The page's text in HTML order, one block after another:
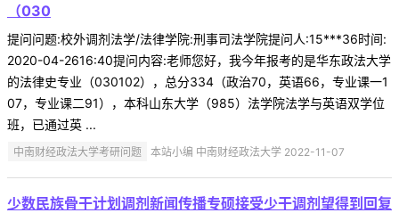
（030
提问问题:校外调剂法学/法律学院:刑事司法学院提问人:15***36时间:
2020-04-2616:40提问内容:老师您好，我今年报考的是华东政法大学
的法律史专业（030102），总分334（政治70，英语66，专业课一1
07，专业课二91），本科山东大学（985）法学院法学与英语双学位
班，已通过英 ...
中南财经政法大学考研问题 本站小编 中南财经政法大学 2022-11-07
少数民族骨干计划调剂新闻传播专硕接受少干调剂望得到回复